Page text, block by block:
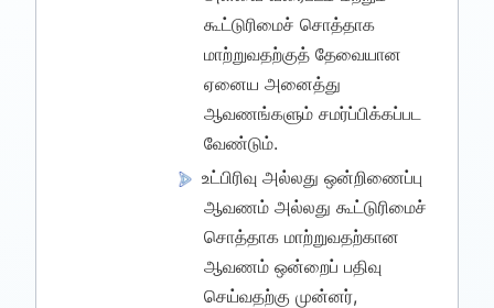
கூட்டுரிமைச் சொத்தாக
மாற்றுவதற்குத் தேவையான
ஏனைய அனைத்து
ஆவணங்களும் சமர்ப்பிக்கப்பட
வேண்டும்.
உட்பிரிவு அல்லது ஒன்றிணைப்பு
ஆவணம் அல்லது கூட்டுரிமைச்
சொத்தாக மாற்றுவதற்கான
ஆவணம் ஒன்றைப் பதிவு
செய்வதற்கு முன்னர்,